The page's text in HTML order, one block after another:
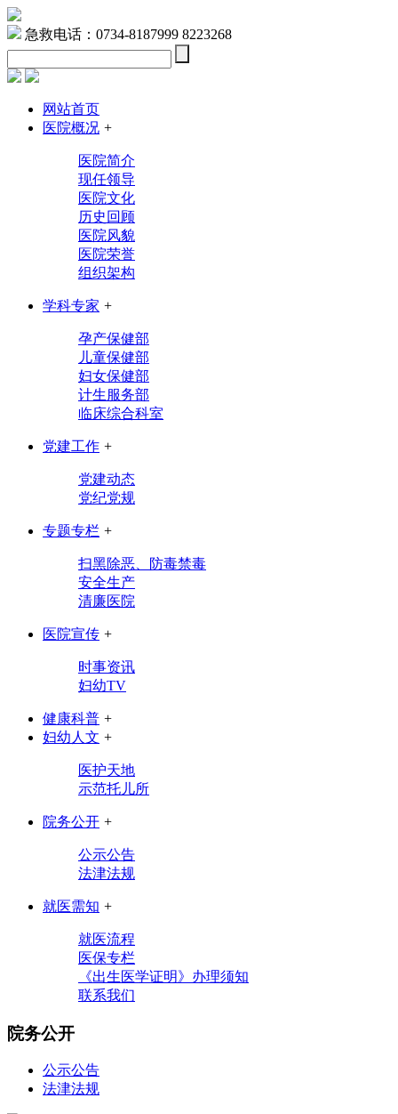
急救电话：0734-8187999 8223268
网站首页
医院概况 +
医院简介
现任领导
医院文化
历史回顾
医院风貌
医院荣誉
组织架构
学科专家 +
孕产保健部
儿童保健部
妇女保健部
计生服务部
临床综合科室
党建工作 +
党建动态
党纪党规
专题专栏 +
扫黑除恶、防毒禁毒
安全生产
清廉医院
医院宣传 +
时事资讯
妇幼TV
健康科普 +
妇幼人文 +
医护天地
示范托儿所
院务公开 +
公示公告
法津法规
就医需知 +
就医流程
医保专栏
《出生医学证明》办理须知
联系我们
院务公开
公示公告
法津法规